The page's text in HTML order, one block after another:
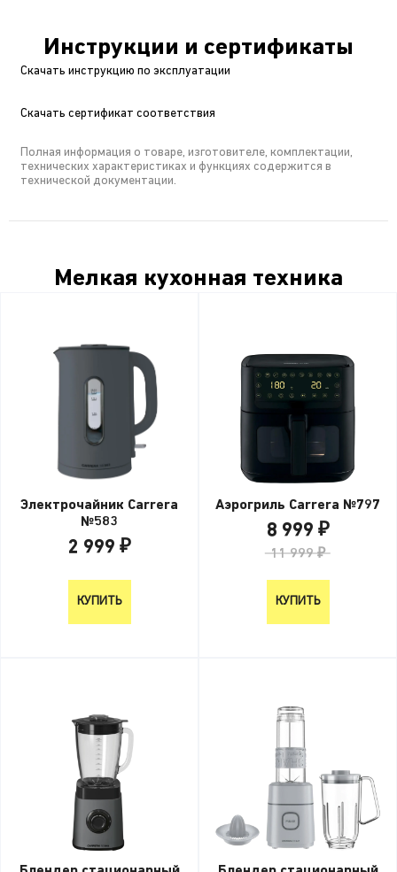
Инструкции и сертификаты
Скачать инструкцию по эксплуатации
Скачать сертификат соответствия
Полная информация о товаре, изготовителе, комплектации,
технических характеристиках и функциях содержится в
технической документации.
Мелкая кухонная техника
Электрочайник Carrera
№583
2 999 ₽
КУПИТЬ
Аэрогриль Carrera №797
8 999 ₽
11 999 ₽
КУПИТЬ